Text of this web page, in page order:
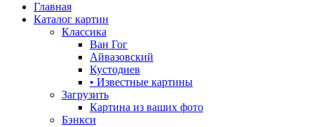
Главная
Каталог картин
Классика
Ван Гог
Айвазовский
Кустодиев
• Известные картины
Загрузить
Картина из ваших фото
Бэнкси